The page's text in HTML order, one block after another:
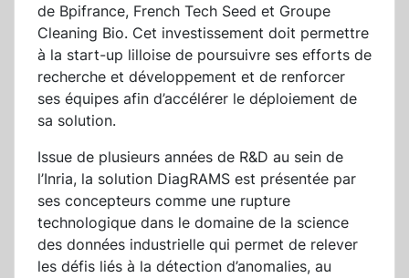
de Bpifrance, French Tech Seed et Groupe
Cleaning Bio. Cet investissement doit permettre
à la start-up lilloise de poursuivre ses efforts de
recherche et développement et de renforcer
ses équipes afin d’accélérer le déploiement de
sa solution.
Issue de plusieurs années de R&D au sein de
l’Inria, la solution DiagRAMS est présentée par
ses concepteurs comme une rupture
technologique dans le domaine de la science
des données industrielle qui permet de relever
les défis liés à la détection d’anomalies, au